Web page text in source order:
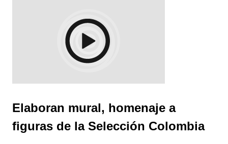
Elaboran mural, homenaje a
figuras de la Selección Colombia